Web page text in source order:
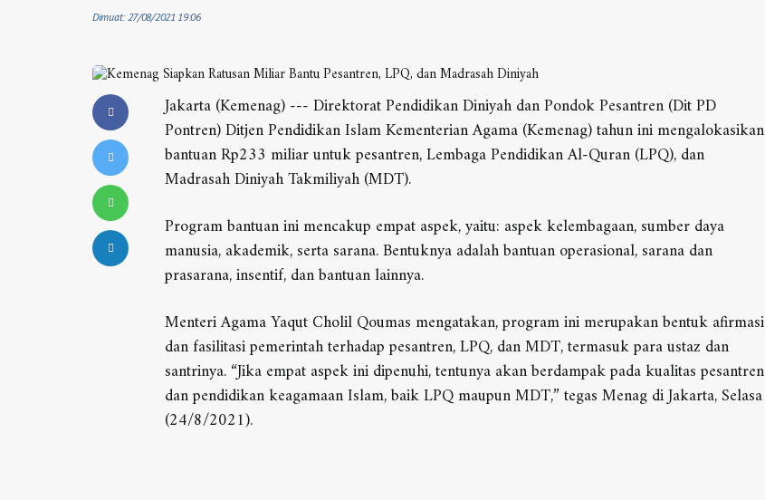
Dimuat: 27/08/2021 19:06
Jakarta (Kemenag) --- Direktorat Pendidikan Diniyah dan Pondok Pesantren (Dit PD
Pontren) Ditjen Pendidikan Islam Kementerian Agama (Kemenag) tahun ini mengalokasikan
bantuan Rp233 miliar untuk pesantren, Lembaga Pendidikan Al-Quran (LPQ), dan
Madrasah Diniyah Takmiliyah (MDT).
Program bantuan ini mencakup empat aspek, yaitu: aspek kelembagaan, sumber daya
manusia, akademik, serta sarana. Bentuknya adalah bantuan operasional, sarana dan
prasarana, insentif, dan bantuan lainnya.
Menteri Agama Yaqut Cholil Qoumas mengatakan, program ini merupakan bentuk afirmasi
dan fasilitasi pemerintah terhadap pesantren, LPQ, dan MDT, termasuk para ustaz dan
santrinya. “Jika empat aspek ini dipenuhi, tentunya akan berdampak pada kualitas pesantren
dan pendidikan keagamaan Islam, baik LPQ maupun MDT,” tegas Menag di Jakarta, Selasa
(24/8/2021).